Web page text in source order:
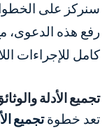
سنركز على
رفع هذه
كامل للإجراءات
تجميع الأدلة
تعد خطوةتجميع